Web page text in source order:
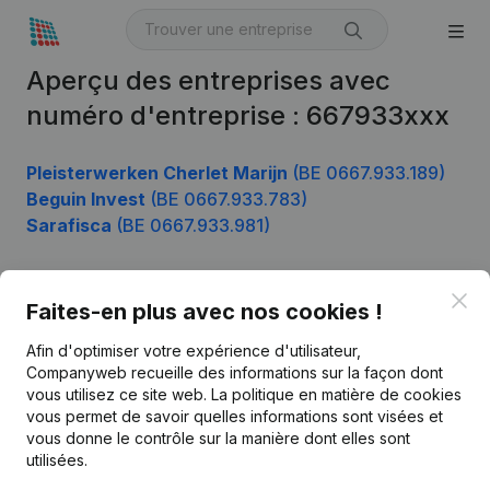
Aperçu des entreprises avec
numéro d'entreprise : 667933xxx
Pleisterwerken Cherlet Marijn (BE 0667.933.189)
Beguin Invest (BE 0667.933.783)
Sarafisca (BE 0667.933.981)
Faites-en plus avec nos cookies !
Afin d'optimiser votre expérience d'utilisateur,
Companyweb recueille des informations sur la façon dont
vous utilisez ce site web. La politique en matière de cookies
vous permet de savoir quelles informations sont visées et
vous donne le contrôle sur la manière dont elles sont
utilisées.
Français
Kantorenpark Everest
Produit
Informations d’entreprise
Monitoring
Recherche internationale